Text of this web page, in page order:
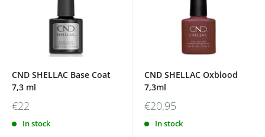
CND SHELLAC Base Coat
7,3 ml
€22
In stock
CND SHELLAC Oxblood
7,3ml
€20,95
In stock